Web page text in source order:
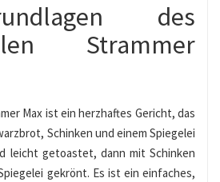
des
Strammer
Max ist ein herzhaftes Gericht, das
Schinken und einem Spiegelei
leicht getoastet, dann mit Schinken
gekrönt. Es ist ein einfaches,